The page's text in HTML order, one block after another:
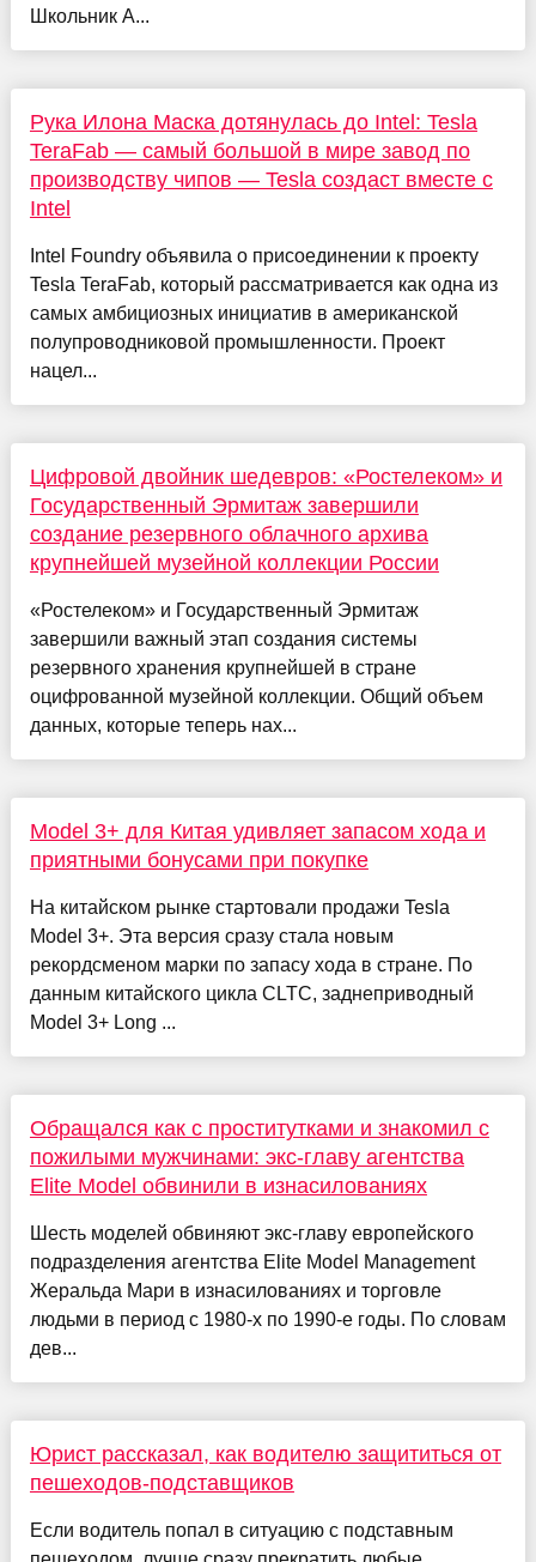
Школьник А...
Рука Илона Маска дотянулась до Intel: Tesla
TeraFab — самый большой в мире завод по
производству чипов — Tesla создаст вместе с
Intel
Intel Foundry объявила о присоединении к проекту
Tesla TeraFab, который рассматривается как одна из
самых амбициозных инициатив в американской
полупроводниковой промышленности. Проект
нацел...
Цифровой двойник шедевров: «Ростелеком» и
Государственный Эрмитаж завершили
создание резервного облачного архива
крупнейшей музейной коллекции России
«Ростелеком» и Государственный Эрмитаж
завершили важный этап создания системы
резервного хранения крупнейшей в стране
оцифрованной музейной коллекции. Общий объем
данных, которые теперь нах...
Model 3+ для Китая удивляет запасом хода и
приятными бонусами при покупке
На китайском рынке стартовали продажи Tesla
Model 3+. Эта версия сразу стала новым
рекордсменом марки по запасу хода в стране. По
данным китайского цикла CLTC, заднеприводный
Model 3+ Long ...
Обращался как с проститутками и знакомил с
пожилыми мужчинами: экс-главу агентства
Elite Model обвинили в изнасилованиях
Шесть моделей обвиняют экс-главу европейского
подразделения агентства Elite Model Management
Жеральда Мари в изнасилованиях и торговле
людьми в период с 1980-х по 1990-е годы. По словам
дев...
Юрист рассказал, как водителю защититься от
пешеходов-подставщиков
Если водитель попал в ситуацию с подставным